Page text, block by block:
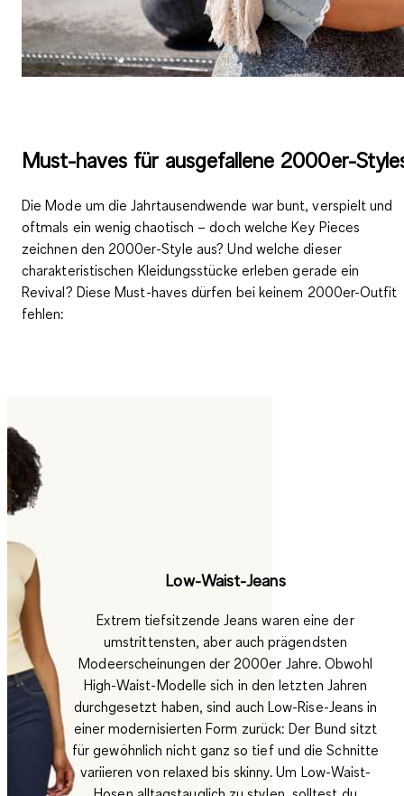
Must-haves für ausgefallene 2000er-
Die Mode um die Jahrtausendwende war bunt, verspielt und
oftmals ein wenig chaotisch – doch welche Key Pieces
zeichnen den 2000er-Style aus? Und welche dieser
charakteristischen Kleidungsstücke erleben gerade ein
Revival? Diese Must-haves dürfen bei keinem 2000er-Outfit
fehlen:
Low-Waist-Jeans
Extrem tiefsitzende Jeans waren eine der
umstrittensten, aber auch prägendsten
Modeerscheinungen der 2000er Jahre. Obwohl
High-Waist-Modelle sich in den letzten Jahren
durchgesetzt haben, sind auch Low-Rise-Jeans in
einer modernisierten Form zurück: Der Bund sitzt
für gewöhnlich nicht ganz so tief und die Schnitte
variieren von relaxed bis skinny. Um Low-Waist-